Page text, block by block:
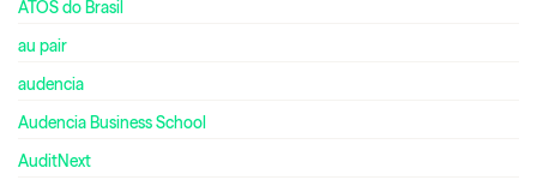
ATOS do Brasil
au pair
audencia
Audencia Business School
AuditNext